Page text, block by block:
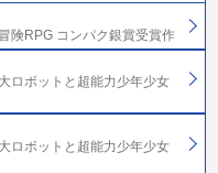
険RPG コンパク銀賞受賞作
ロボットと超能力少年少女
ロボットと超能力少年少女